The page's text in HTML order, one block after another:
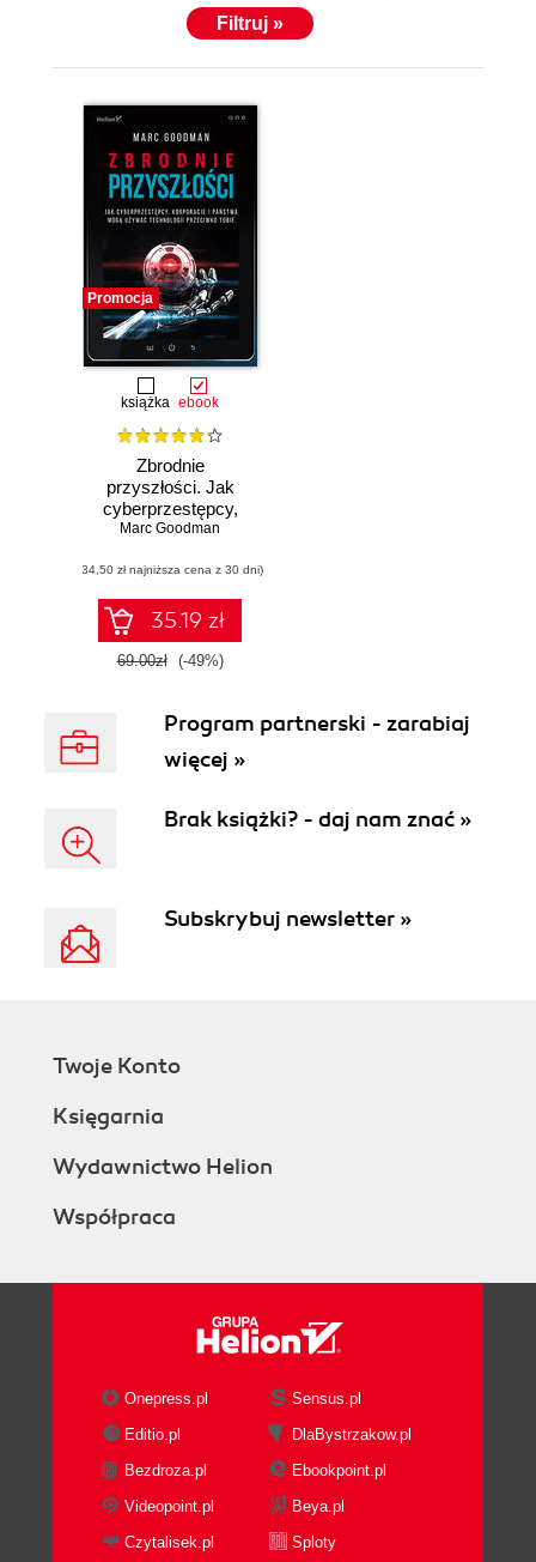
Filtruj »
Promocja
książka ebook
Zbrodnie
przyszłości. Jak
cyberprzestępcy,
korporacje i
używać technologii
przeciwko Tobie
Marc Goodman
(34,50 zł najniższa cena z 30 dni)
35.19 zł
69.00zł (-49%)
Program partnerski - zarabiaj
więcej »
Brak książki? - daj nam znać »
Subskrybuj newsletter »
Twoje Konto
Księgarnia
Wydawnictwo Helion
Współpraca
Onepress.pl
Sensus.pl
Editio.pl
DlaBystrzakow.pl
Bezdroza.pl
Ebookpoint.pl
Videopoint.pl
Beya.pl
Czytalisek.pl
Sploty